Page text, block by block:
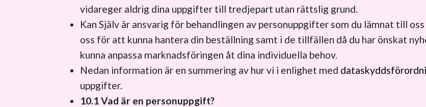
vidareger aldrig dina uppgifter till tredjepart utan rättslig grund.
Kan Själv är ansvarig för behandlingen av personuppgifter som du lämnat till
oss för att kunna hantera din beställning samt i de tillfällen då du har önskat
kunna anpassa marknadsföringen åt dina individuella behov.
Nedan information är en summering av hur vi i enlighet med
uppgifter.
10.1 Vad är en personuppgift?